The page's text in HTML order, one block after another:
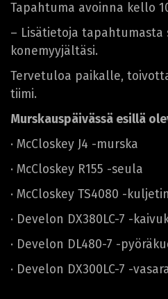
Tapahtuma avoinna kello
– Lisätietoja
konemyyjältäsi.
Tervetuloa paikalle,
tiimi.
Murskauspäivässä esillä
· McCloskey J4 -murska
· McCloskey R155 -seula
· McCloskey TS4080 -kuljetin
· Develon DX380LC-7 -
· Develon DL480-7 -
· Develon DX300LC-7 -